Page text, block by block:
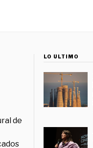
de
LO ÚLTIMO